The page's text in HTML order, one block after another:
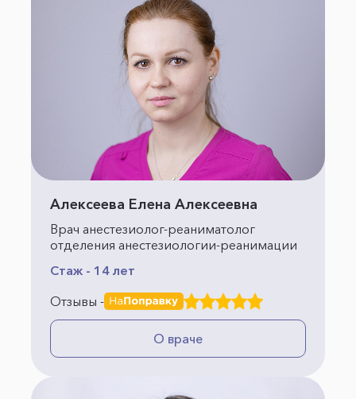
Алексеева Елена Алексеевна
Врач анестезиолог-реаниматолог
отделения анестезиологии-реанимации
Стаж - 14 лет
Отзывы -
О враче